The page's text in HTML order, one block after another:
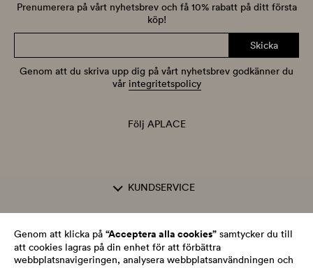
Genom att klicka på “Acceptera alla cookies” samtycker du till
att cookies lagras på din enhet för att förbättra
webbplatsnavigeringen, analysera webbplatsanvändningen och
Prenumerera på vårt nyhetsbrev och få 10% rabatt på ditt första
köp!
Skicka
Genom att du skriva upp dig på vårt nyhetsbrev godkänner du
vår integritetspolicy
Följ APLACE
KUNDSERVICE
OM APLACE